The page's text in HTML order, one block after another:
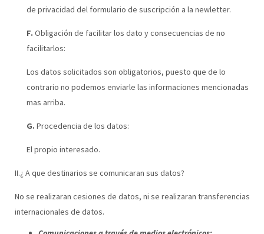
de privacidad del formulario de suscripción a la newletter.
F. Obligación de facilitar los dato y consecuencias de no
facilitarlos:
Los datos solicitados son obligatorios, puesto que de lo
contrario no podemos enviarle las informaciones mencionadas
mas arriba.
G. Procedencia de los datos:
El propio interesado.
II.¿ A que destinarios se comunicaran sus datos?
No se realizaran cesiones de datos, ni se realizaran transferencias
internacionales de datos.